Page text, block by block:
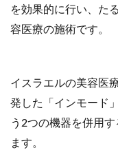
を効果的に行い、た
容医療の施術です。
イスラエルの美容医
発した「インモード
う2つの機器を併用
ます。